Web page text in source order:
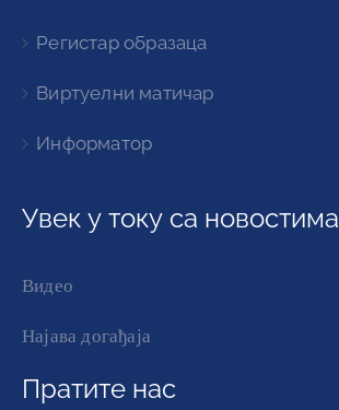
Регистар образаца
Виртуелни матичар
Информатор
Увек у току са новостима
Видео
Најава догађаја
Пратите нас